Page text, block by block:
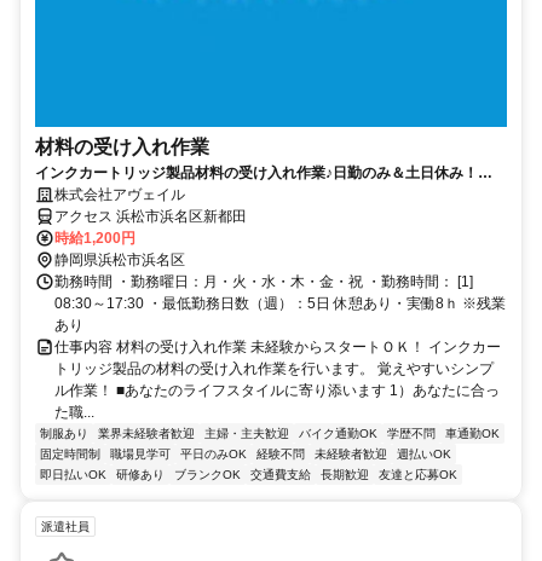
材料の受け入れ作業
インクカートリッジ製品材料の受け入れ作業♪日勤のみ＆土日休み！
【20代～50代の男女活躍中】
株式会社アヴェイル
アクセス 浜松市浜名区新都田
時給1,200円
静岡県浜松市浜名区
勤務時間 ・勤務曜日：月・火・水・木・金・祝 ・勤務時間： [1]
08:30～17:30 ・最低勤務日数（週）：5日 休憩あり・実働8ｈ ※残業
あり
仕事内容 材料の受け入れ作業 未経験からスタートＯＫ！ インクカー
トリッジ製品の材料の受け入れ作業を行います。 覚えやすいシンプ
ル作業！ ■あなたのライフスタイルに寄り添います 1）あなたに合っ
た職...
制服あり 業界未経験者歓迎 主婦・主夫歓迎 バイク通勤OK 学歴不問
車通勤OK
固定時間制
職場見学可 平日のみOK 経験不問 未経験者歓迎
週払いOK
即日払いOK
研修あり ブランクOK 交通費支給 長期歓迎 友達と応募OK
派遣社員